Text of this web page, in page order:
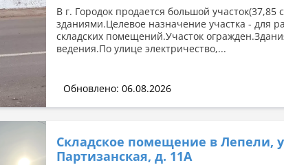
В г. Городок продается большой
зданиями.Целевое назначение участка - для
складских помещений.Участок
ведения.По улице электричество,...
Обновлено: 06.08.2026
Складское помещение в Лепели,
Партизанская, д. 11А